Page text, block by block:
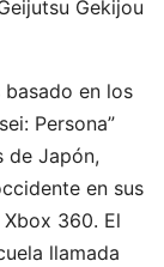
Gekijou
basado en los
Persona”
de Japón,
en sus
360. El
llamada